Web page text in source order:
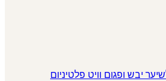
יבש ופגום וויט פלטיניום